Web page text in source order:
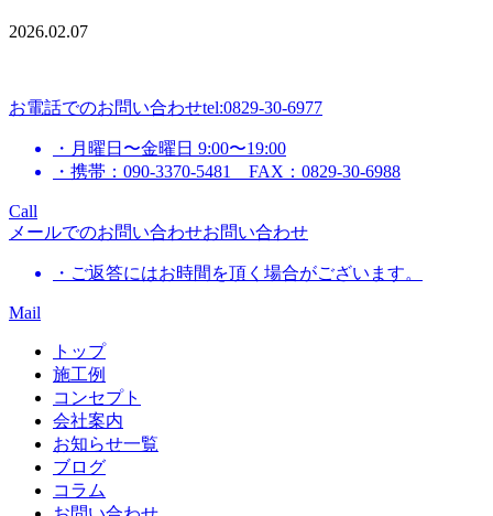
2026.02.07
お電話でのお問い合わせtel:0829-30-6977
・月曜日〜金曜日 9:00〜19:00
・携帯：090-3370-5481 FAX：0829-30-6988
Call
メールでのお問い合わせお問い合わせ
・ご返答にはお時間を頂く場合がございます。
Mail
トップ
施工例
コンセプト
会社案内
お知らせ一覧
ブログ
コラム